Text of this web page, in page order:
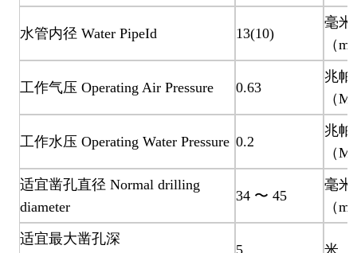
水管内径 Water PipeId 13(10)
毫米
（
工作气压 Operating Air Pressure 0.63
兆帕
（
工作水压 Operating Water Pressure 0.2
兆帕
（
适宜凿孔直径 Normal drilling
diameter
34 〜 45
毫米
（
适宜最大凿孔深